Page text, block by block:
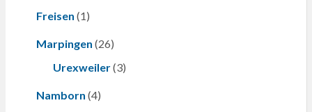
Freisen (1)
Marpingen (26)
Urexweiler(3)
Namborn (4)